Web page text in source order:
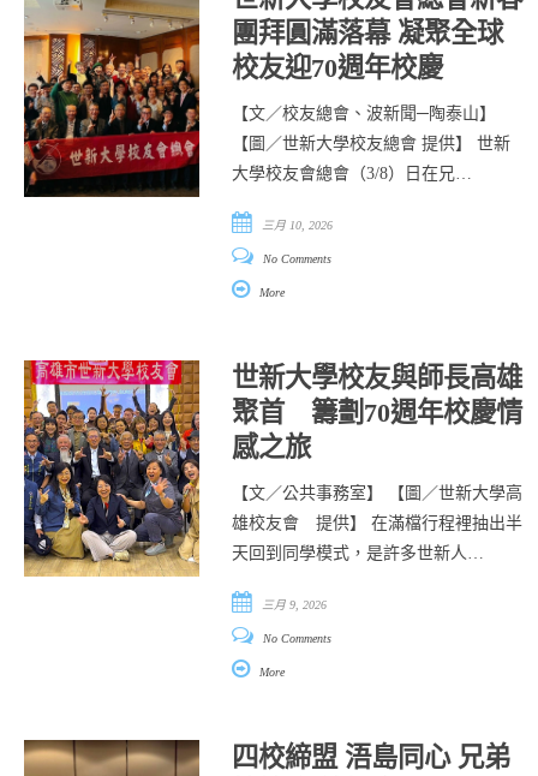
團拜圓滿落幕 凝聚全球
校友迎70週年校慶
【文／校友總會、波新聞─陶泰山】
【圖／世新大學校友總會 提供】 世新
大學校友會總會（3/8）日在兄…
三月 10, 2026
No Comments
More
世新大學校友與師長高雄
聚首 籌劃70週年校慶情
感之旅
【文／公共事務室】 【圖／世新大學高
雄校友會 提供】 在滿檔行程裡抽出半
天回到同學模式，是許多世新人…
三月 9, 2026
No Comments
More
四校締盟 浯島同心 兄弟